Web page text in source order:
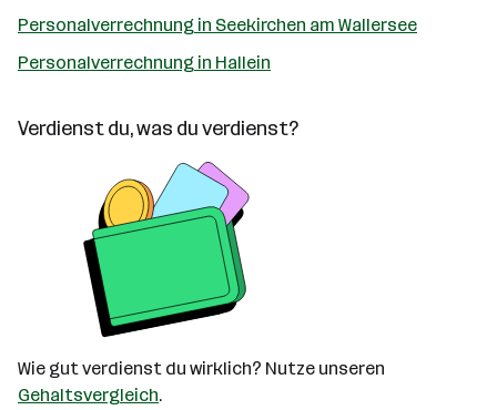
Personalverrechnung in Seekirchen am Wallersee
Personalverrechnung in Hallein
Verdienst du, was du verdienst?
Wie gut verdienst du wirklich? Nutze unseren
Gehaltsvergleich.